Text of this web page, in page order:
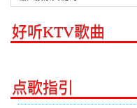
好听KTV歌曲
点歌指引